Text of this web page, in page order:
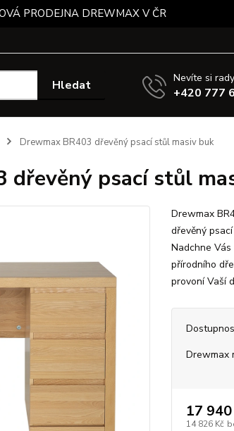
PRODEJNA DREWMAX V ČR
Hledat Nevíte si
+420 777
Drewmax BR403 dřevěný psací stůl masiv buk
dřevěný psací stůl
Drewmax
dřevěný
Nadchne
přírodního
provoní Vaší
Drewmax
17
14 826 Kč